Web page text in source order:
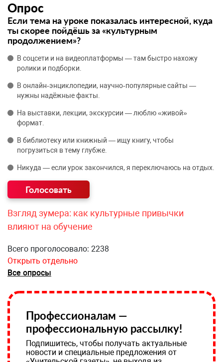
Опрос
Если тема на уроке показалась интересной, куда
ты скорее пойдёшь за «культурным
продолжением»?
В соцсети и на видеоплатформы — там быстро нахожу
ролики и подборки.
В онлайн‑энциклопедии, научно‑популярные сайты —
нужны надёжные факты.
На выставки, лекции, экскурсии — люблю «живой»
формат.
В библиотеку или книжный — ищу книгу, чтобы
погрузиться в тему глубже.
Никуда — если урок закончился, я переключаюсь на отдых.
Взгляд зумера: как культурные привычки
влияют на обучение
Всего проголосовало: 2238
Открыть отдельно
Все опросы
Профессионалам —
профессиональную рассылку!
Подпишитесь, чтобы получать актуальные
новости и специальные предложения от